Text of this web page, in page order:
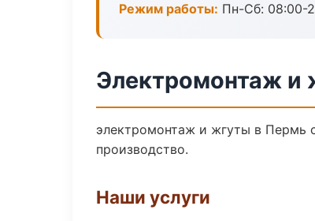
Режим работы: Пн-Сб: 08:00-
Электромонтаж и
электромонтаж и жгуты в Пермь
производство.
Наши услуги